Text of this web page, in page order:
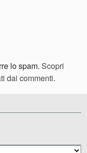
lo spam. Scopri
dai commenti.